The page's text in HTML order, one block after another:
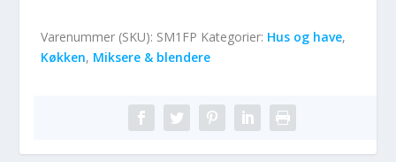
Varenummer (SKU): SM1FP Kategorier: Hus og have,
Køkken, Miksere & blendere